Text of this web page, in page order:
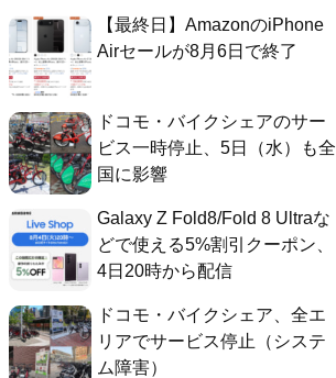
【最終日】AmazonのiPhone
Airセールが8月6日で終了
ドコモ・バイクシェアのサー
ビス一時停止、5日（水）も全
国に影響
Galaxy Z Fold8/Fold 8 Ultraな
どで使える5%割引クーポン、
4日20時から配信
ドコモ・バイクシェア、全エ
リアでサービス停止（システ
ム障害）